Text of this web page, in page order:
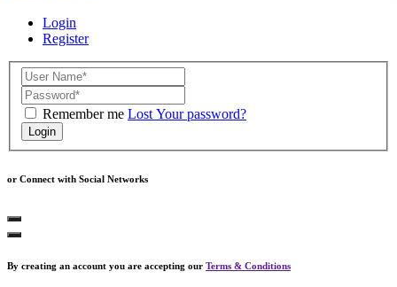
Login
Register
Remember me Lost Your password?
Login
or Connect with Social Networks
By creating an account you are accepting our Terms & Conditions